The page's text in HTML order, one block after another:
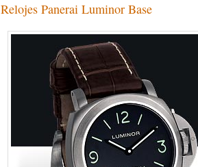
Relojes Panerai Luminor Base